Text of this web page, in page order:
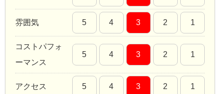
雰囲気 5 4 3 2 1
コストパフォ
ーマンス
5 4 3 2 1
アクセス 5 4 3 2 1